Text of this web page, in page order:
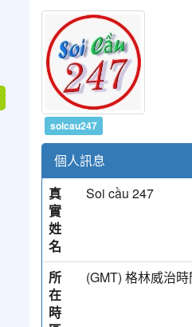
soicau247
個人訊息
真
實
姓
名
Soi cầu 247
所
在
時
(GMT) 格林威治